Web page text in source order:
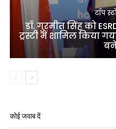
टॉप
डॉ. गुरमीत सिंह को
ट्रस्टी में शामिल किया
कोई जवाब दें